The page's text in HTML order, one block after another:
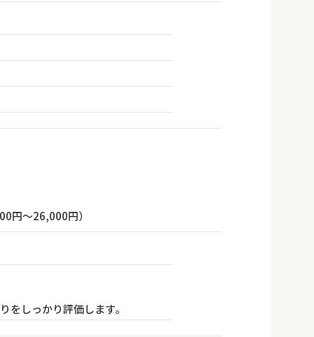
円～26,000円）
をしっかり評価します。